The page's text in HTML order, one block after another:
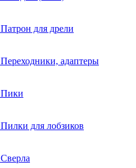
Патрон для дрели
Переходники, адаптеры
Пики
Пилки для лобзиков
Сверла